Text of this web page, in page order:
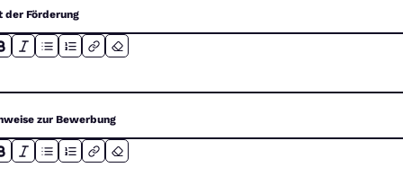
der Förderung
zur Bewerbung